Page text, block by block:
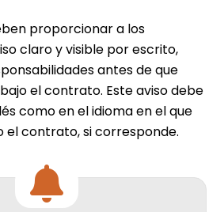
proporcionar a los
claro y visible por escrito,
antes de que
el contrato. Este aviso debe
como en el idioma en el que
el contrato, si corresponde.